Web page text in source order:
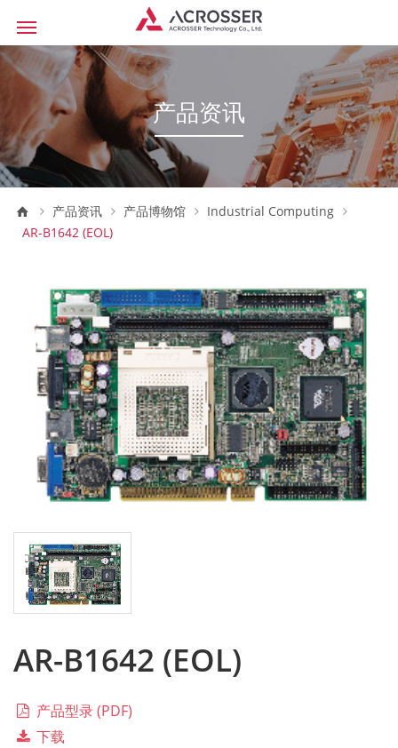
产品资讯
产品资讯 产品博物馆
Industrial Computing
AR-B1642 (EOL)
AR-B1642 (EOL)
产品型录 (PDF)
下载